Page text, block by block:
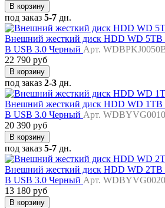
В корзину
под заказ 5-7 дн.
Внешний жесткий диск HDD WD 5TB
B USB 3.0 Черный Арт.
22 790 руб
В корзину
под заказ 2-3 дн.
Внешний жесткий диск HDD WD 1TB
B USB 3.0 Черный Арт.
20 390 руб
В корзину
под заказ 5-7 дн.
Внешний жесткий диск HDD WD 2TB
B USB 3.0 Черный Арт.
13 180 руб
В корзину